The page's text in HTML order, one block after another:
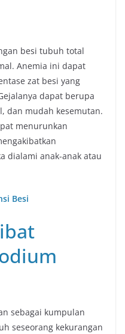
besi tubuh total
Anemia ini dapat
zat besi yang
dapat berupa
dan mudah kesemutan.
menurunkan
dialami anak-anak atau
Besi
sebagai kumpulan
seseorang kekurangan